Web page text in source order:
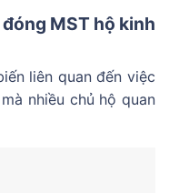
MST hộ kinh
liên quan đến việc
nhiều chủ hộ quan